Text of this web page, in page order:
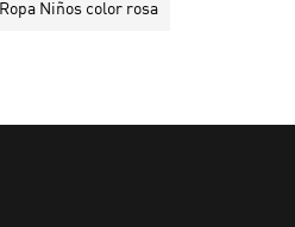
Ropa Niños color rosa